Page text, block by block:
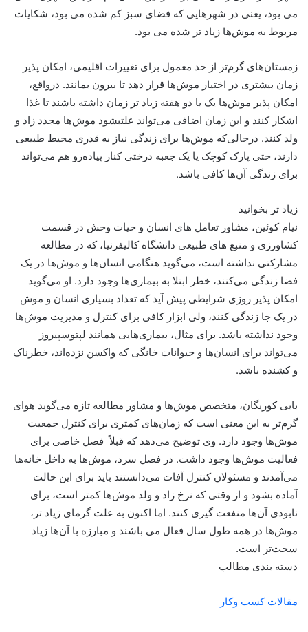
می بود، یعنی در شهرهایی که فضای سبز کم شده می بود، شکایات
مربوط به موش‌ها زیاد تر شده می بود.
زمستان‌های گرم‌تر از حد معمول برای تغییرات اقلیمی، امکان پذیر
زمان بیشتری در اختیار موش‌ها قرار دهد تا بیرون بمانند. درواقع،
امکان پذیر موش‌ها یک یا دو هفته زیاد تر زمان داشته باشند تا غذا
اشکار کنند و این زمان اضافی می‌تواند علتبشود موش‌ها مجدد زاد و
ولد کنند. درحالی‌که موش‌ها برای زندگی نیاز به قدری محیط طبیعی
دارند، حتی پارک کوچک یا یک جعبه درختی کنار پیاده‌رو هم می‌تواند
برای زندگی آن‌ها کافی باشد.
زیاد تر بخوانید
نیام کوئین، مشاور تعامل های انسان و حیات وحش در قسمت
کشاورزی و منبع های طبیعی دانشگاه کالیفرنیا، که در مطالعه
مشارکتی نداشته است، می‌گوید هنگامی انسان‌ها و موش‌ها در یک
فضا زندگی می‌کنند، خطر ابتلا به بیماری‌ها وجود دارد. او می‌گوید
امکان پذیر روزی شرایطی پیش آید که تعداد بسیاری انسان و موش
در یک جا زندگی کنند، ولی ابزار کافی برای کنترل و مدیریت موش‌ها
وجود نداشته باشد. برای مثال، بیماری‌هایی همانند لپتوسپیروز
می‌تواند برای انسان‌ها و حیوانات خانگی که واکسن نزده‌اند، خطرناک
و کشنده باشد.
بابی کوریگان، متخصص موش‌ها و مشاور مطالعه تازه می‌گوید هوای
گرم‌تر به این معنی است که زمان‌های کمتری برای کنترل جمعیت
موش‌ها وجود دارد. وی توضیح می‌‌دهد که قبلاً فصل خاصی برای
فعالیت موش‌ها وجود داشت. در فصل سرد، موش‌ها به داخل خانه‌ها
می‌آمدند و مسئولان کنترل آفات می‌دانستند باید برای این حالت
آماده بشود و از وقتی که نرخ زاد و ولد موش‌ها کمتر است، برای
نابودی آن‌ها منفعت گیری کنند. اما اکنون به علت گرمای زیاد تر،
موش‌ها در همه طول سال فعال می باشند و مبارزه با آن‌ها زیاد
سخت‌تر است.
دسته بندی مطالب
مقالات کسب وکار